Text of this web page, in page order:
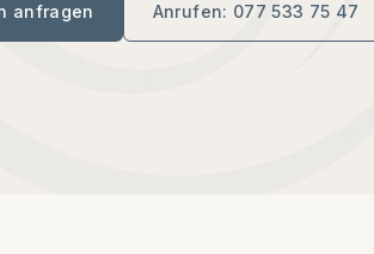
anfragen Anrufen: 077 533 75 47